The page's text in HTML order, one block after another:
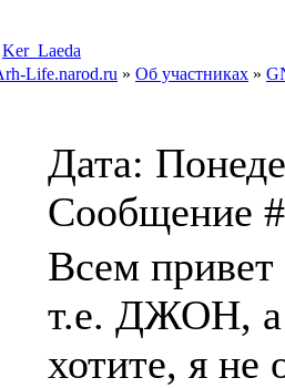
Ker_Laeda
Life.narod.ru » Об участниках »
Дата:
Сообщение
Всем
т.е. ДЖОН, а
хотите, я не